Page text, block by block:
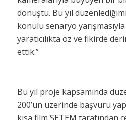
dönüştü. Bu yıl
konulu senaryo
yaratıcılıkta öz ve fikirde
ettik.”
Bu yıl proje kapsamında
200’ün üzerinde başvuru